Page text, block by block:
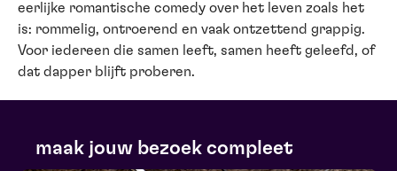
eerlijke romantische comedy over het leven zoals het
is: rommelig, ontroerend en vaak ontzettend grappig.
Voor iedereen die samen leeft, samen heeft geleefd, of
dat dapper blijft proberen.
maak jouw bezoek compleet